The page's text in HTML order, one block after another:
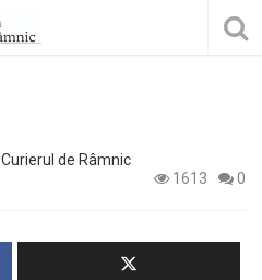
Curierul de Râmnic
1613
0